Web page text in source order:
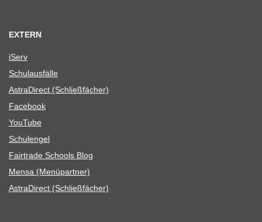
EXTERN
iServ
Schul­aus­fälle
Astra­Di­rect (Schließ­fä­cher)
Face­book
You­Tube
Schul­en­gel
Fair­trade Schools Blog
Mensa (Menü­part­ner)
Astra­Di­rect (Schließ­fä­cher)